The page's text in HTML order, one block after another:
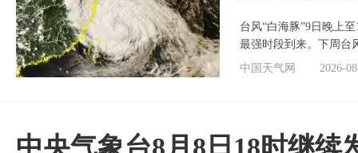
台风“白海豚”9日晚上
最强时段到来。下周台
中国天气网
2026-
中央气象台8月8日18时继续